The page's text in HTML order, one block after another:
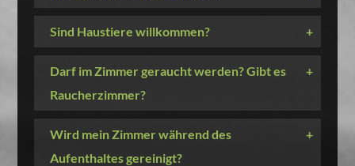
Sind Haustiere willkommen? +
Darf im Zimmer geraucht werden? Gibt es
Raucherzimmer?
+
Wird mein Zimmer während des
Aufenthaltes gereinigt?
+